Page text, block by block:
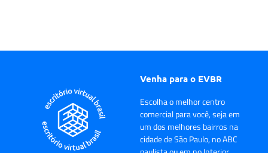
Venha para o EVBR
Escolha o melhor centro
comercial para você, seja em
um dos melhores bairros na
cidade de São Paulo, no ABC